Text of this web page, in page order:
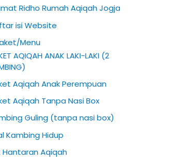
Ridho Rumah Aqiqah Jogja
isi Website
Menu
AQIQAH ANAK LAKI-LAKI (2
Aqiqah Anak Perempuan
Aqiqah Tanpa Nasi Box
Guling (tanpa nasi box)
Kambing Hidup
Hantaran Aqiqah